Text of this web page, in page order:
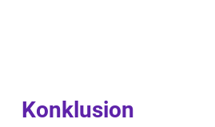
Konklusion